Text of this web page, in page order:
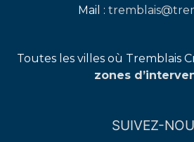
Mail :
Toutes les villes où Tremblais
zones
SUIVEZ-
facebookinstagramlinkedin